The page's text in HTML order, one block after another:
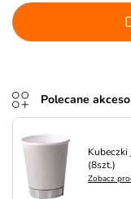
Polecane
Kubeczki
(8szt.)
Zobacz